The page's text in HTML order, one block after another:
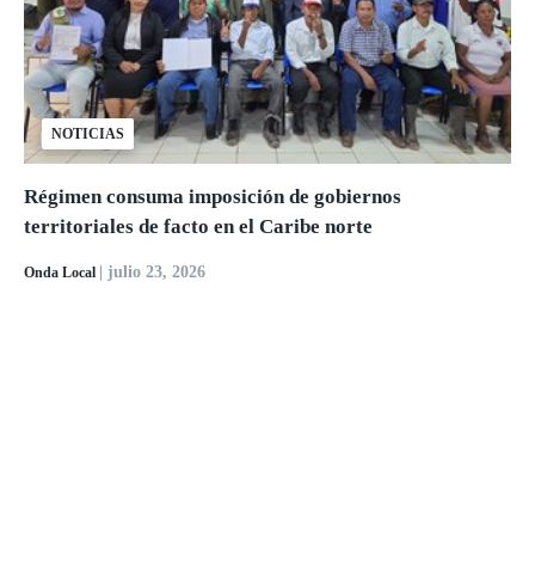
NOTICIAS
Régimen consuma imposición de gobiernos
territoriales de facto en el Caribe norte
Onda Local | julio 23, 2026